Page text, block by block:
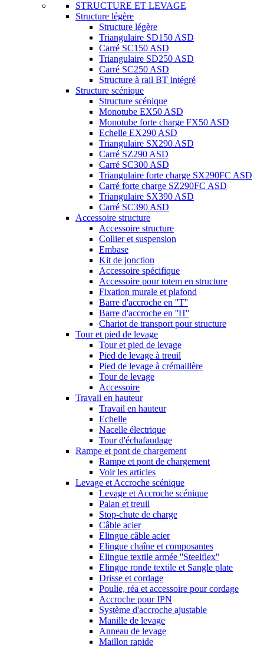
STRUCTURE ET LEVAGE
Structure légère
Structure légère
Triangulaire SD150 ASD
Carré SC150 ASD
Triangulaire SD250 ASD
Carré SC250 ASD
Structure à rail BT intégré
Structure scénique
Structure scénique
Monotube EX50 ASD
Monotube forte charge FX50 ASD
Echelle EX290 ASD
Triangulaire SX290 ASD
Carré SZ290 ASD
Carré SC300 ASD
Triangulaire forte charge SX290FC ASD
Carré forte charge SZ290FC ASD
Triangulaire SX390 ASD
Carré SC390 ASD
Accessoire structure
Accessoire structure
Collier et suspension
Embase
Kit de jonction
Accessoire spécifique
Accessoire pour totem en structure
Fixation murale et plafond
Barre d'accroche en ''T''
Barre d'accroche en ''H''
Chariot de transport pour structure
Tour et pied de levage
Tour et pied de levage
Pied de levage à treuil
Pied de levage à crémaillère
Tour de levage
Accessoire
Travail en hauteur
Travail en hauteur
Echelle
Nacelle électrique
Tour d'échafaudage
Rampe et pont de chargement
Rampe et pont de chargement
Voir les articles
Levage et Accroche scénique
Levage et Accroche scénique
Palan et treuil
Stop-chute de charge
Câble acier
Elingue câble acier
Elingue chaîne et composantes
Elingue textile armée ''Steelflex''
Elingue ronde textile et Sangle plate
Drisse et cordage
Poulie, réa et accessoire pour cordage
Accroche pour IPN
Système d'accroche ajustable
Manille de levage
Anneau de levage
Maillon rapide